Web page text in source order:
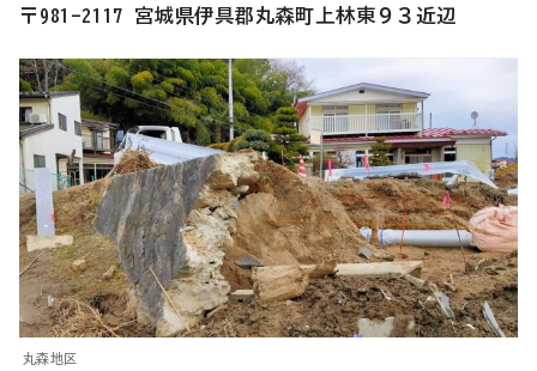
〒981-2117 宮城県伊具郡丸森町上林東９３近辺
丸森地区